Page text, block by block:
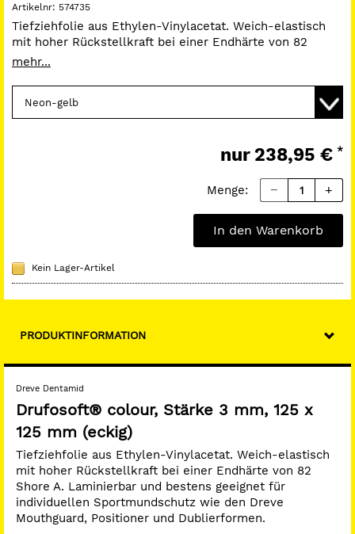
Artikelnr: 574735
Tiefziehfolie aus Ethylen-Vinylacetat. Weich-elastisch
mit hoher Rückstellkraft bei einer Endhärte von 82
Shore A. Laminierbar und bestens geeignet für
Mouthguard, Positioner und Dublierformen.
www.dentamid.dreve.de
mehr...
nur 238,95 € *
Menge:
In den Warenkorb
Kein Lager-Artikel
PRODUKTINFORMATION
Dreve Dentamid
Drufosoft® colour, Stärke 3 mm, 125 x
125 mm (eckig)
Tiefziehfolie aus Ethylen-Vinylacetat. Weich-elastisch
mit hoher Rückstellkraft bei einer Endhärte von 82
Shore A. Laminierbar und bestens geeignet für
individuellen Sportmundschutz wie den Dreve
Mouthguard, Positioner und Dublierformen.